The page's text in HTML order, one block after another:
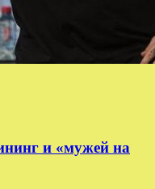
и «мужей на